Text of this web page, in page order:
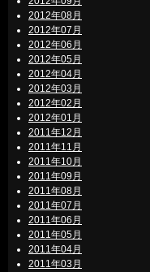
2012年08月
2012年07月
2012年06月
2012年05月
2012年04月
2012年03月
2012年02月
2012年01月
2011年12月
2011年11月
2011年10月
2011年09月
2011年08月
2011年07月
2011年06月
2011年05月
2011年04月
2011年03月